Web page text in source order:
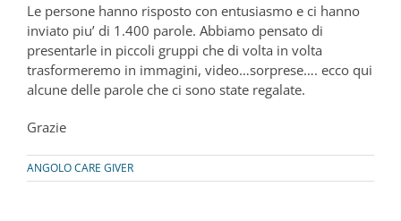
Le persone hanno risposto con entusiasmo e ci hanno
inviato piu’ di 1.400 parole. Abbiamo pensato di
presentarle in piccoli gruppi che di volta in volta
trasformeremo in immagini, video…sorprese…. ecco qui
alcune delle parole che ci sono state regalate.
Grazie
ANGOLO CARE GIVER